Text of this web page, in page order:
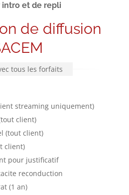
intro et de repli
de diffusion
tous les forfaits
streaming uniquement)
client)
(tout client)
client)
pour justificatif
reconduction
(1 an)